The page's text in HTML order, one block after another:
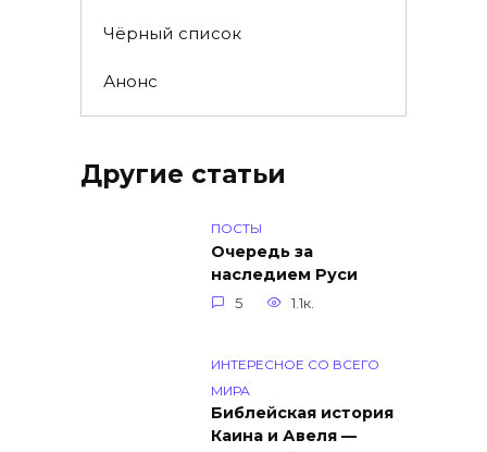
Чёрный список
Анонс
Другие статьи
ПОСТЫ
Очередь за
наследием Руси
5 1.1к.
ИНТЕРЕСНОЕ СО ВСЕГО
МИРА
Библейская история
Каина и Авеля —